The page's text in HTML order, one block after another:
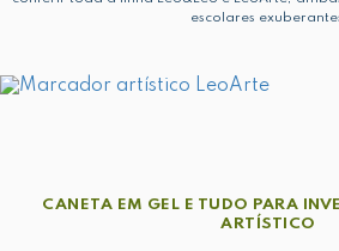
escolares
CANETA EM GEL E TUDO PARA
ARTÍSTICO